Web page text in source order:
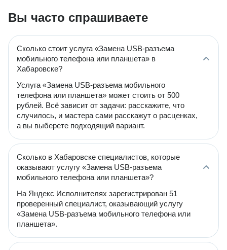
Вы часто спрашиваете
Сколько стоит услуга «Замена USB-разъема
мобильного телефона или планшета» в
Хабаровске?
Услуга «Замена USB-разъема мобильного
телефона или планшета» может стоить от 500
рублей. Всё зависит от задачи: расскажите, что
случилось, и мастера сами расскажут о расценках,
а вы выберете подходящий вариант.
Сколько в Хабаровске специалистов, которые
оказывают услугу «Замена USB-разъема
мобильного телефона или планшета»?
На Яндекс Исполнителях зарегистрирован 51
проверенный специалист, оказывающий услугу
«Замена USB-разъема мобильного телефона или
планшета».